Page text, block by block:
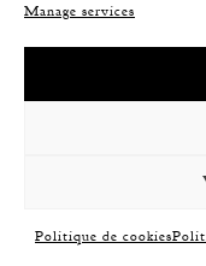
Manage services
Politique de cookies